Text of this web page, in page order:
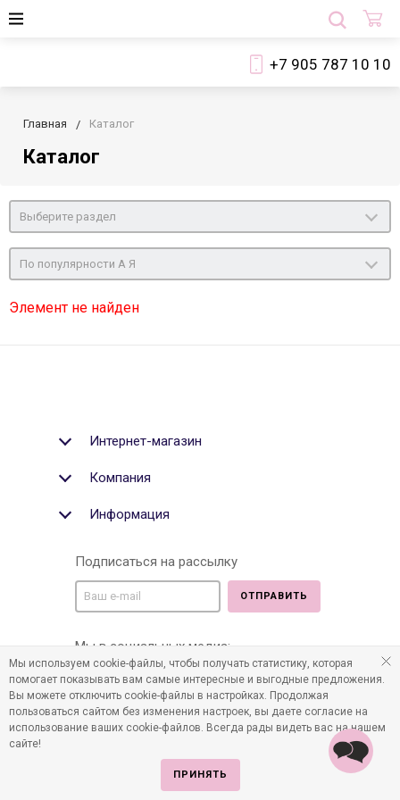
+7 905 787 10 10
Главная Каталог
Каталог
Выберите раздел
По популярности А Я
Элемент не найден
Интернет-магазин
Компания
Информация
Подписаться на рассылку
ОТПРАВИТЬ
Мы в социальных медиа:
©2011-2026 Все права защищены. Интернет-магазин
Мы используем cookie-файлы, чтобы получать статистику, которая
помогает показывать вам самые интересные и выгодные предложения.
Вы можете отключить cookie-файлы в настройках. Продолжая
пользоваться сайтом без изменения настроек, вы даете согласие на
использование ваших cookie-файлов. Всегда рады видеть вас на нашем
сайте!
ПРИНЯТЬ